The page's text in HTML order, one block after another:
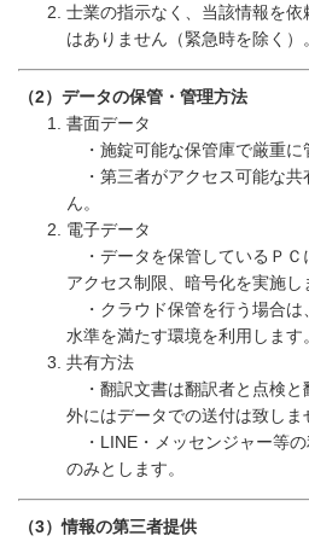
士業の指示なく、当該情報を
はありません（緊急時を除く）。
（2）データの保管・管理方法
書面データ
・施錠可能な保管庫で厳重に
・第三者がアクセス可能な共
ん。
電子データ
・データを保管しているＰＣ
アクセス制限、暗号化を実施し
・クラウド保管を行う場合は
水準を満たす環境を利用します。
共有方法
・翻訳文書は翻訳者と点検と
外にはデータでの送付は致しま
・ LINE ・メッセンジャー等
のみとします。
（3）情報の第三者提供